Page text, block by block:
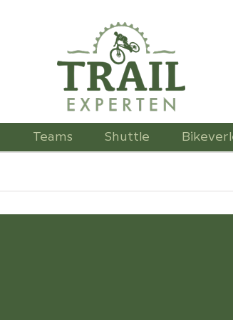
Teams Shuttle